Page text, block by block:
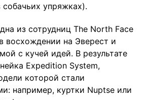
собачьих упряжках).
из сотрудниц The North Face
восхождении на Эверест и
с кучей идей. В результате
Expedition System,
которой стали
например, куртки Nuptse или